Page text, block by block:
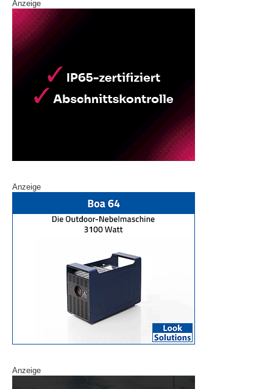
Anzeige
Anzeige
Anzeige